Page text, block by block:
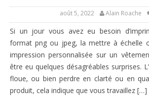
août 5, 2022 Alain Roache
Si un jour vous avez eu besoin
format png ou jpeg, la mettre à échelle
impression personnalisée sur un
être eu quelques désagréables surprises.
floue, ou bien perdre en clarté ou en
produit, cela indique que vous travaillez […]